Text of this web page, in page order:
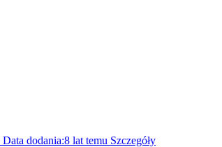
Data dodania:8 lat temu Szczegóły